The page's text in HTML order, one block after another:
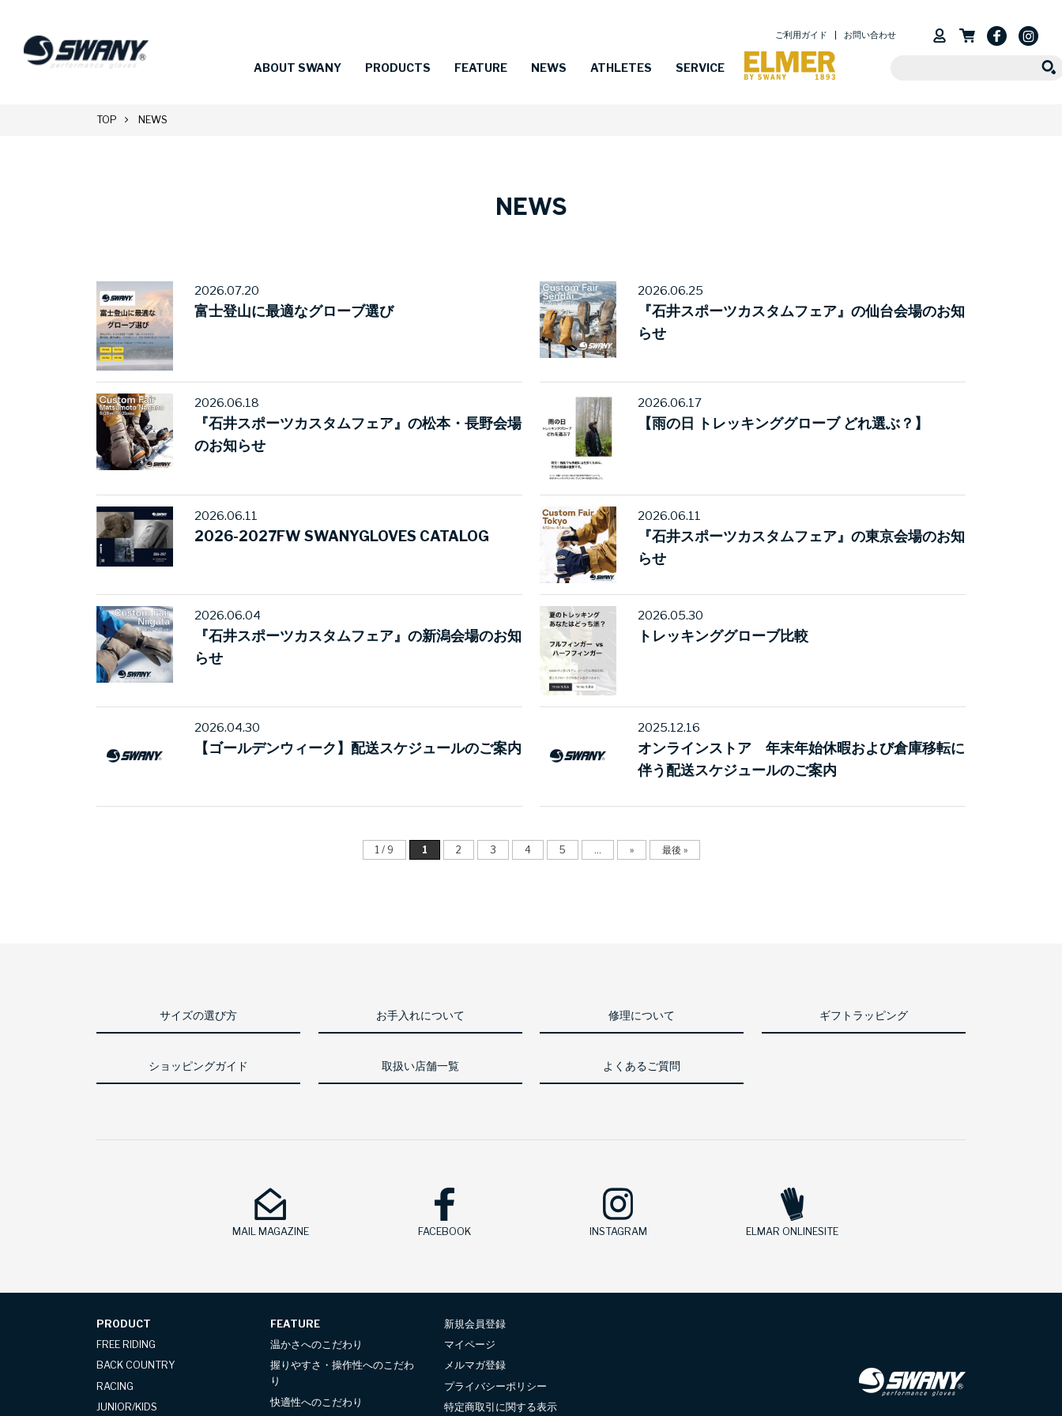
ご利用ガイド お問い合わせ
ABOUT SWANY PRODUCTS FEATURE NEWS ATHLETES SERVICE
TOP NEWS
NEWS
2026.07.20
富士登山に最適なグローブ選び
2026.06.25
『石井スポーツカスタムフェア』の仙台会場のお知
らせ
2026.06.18
『石井スポーツカスタムフェア』の松本・長野会場
のお知らせ
2026.06.17
【雨の日 トレッキンググローブ どれ選ぶ？】
2026.06.11
2026-2027FW SWANYGLOVES CATALOG
2026.06.11
『石井スポーツカスタムフェア』の東京会場のお知
らせ
2026.06.04
『石井スポーツカスタムフェア』の新潟会場のお知
らせ
2026.05.30
トレッキンググローブ比較
2026.04.30
【ゴールデンウィーク】配送スケジュールのご案内
2025.12.16
オンラインストア 年末年始休暇および倉庫移転に
伴う配送スケジュールのご案内
1 / 9 1 2 3 4 5 ... » 最後 »
サイズの選び方 お手入れについて 修理について ギフトラッピング
ショッピングガイド 取扱い店舗一覧 よくあるご質問
MAIL MAGAZINE FACEBOOK INSTAGRAM ELMAR ONLINESITE
PRODUCT
FREE RIDING
BACK COUNTRY
RACING
JUNIOR/KIDS
FEATURE
温かさへのこだわり
握りやすさ・操作性へのこだわ
り
快適性へのこだわり
新規会員登録
マイページ
メルマガ登録
プライバシーポリシー
特定商取引に関する表示